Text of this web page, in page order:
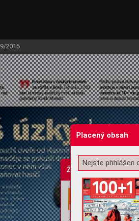
Žádost o souhlas s
2016
Placený obsah
Nejste přihlášen